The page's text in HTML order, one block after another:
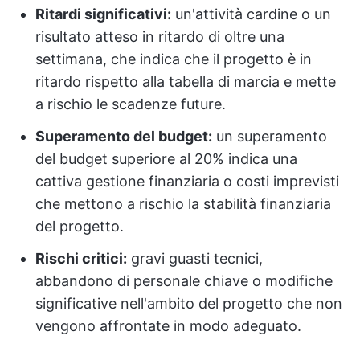
Ritardi significativi: un'attività cardine o un
risultato atteso in ritardo di oltre una
settimana, che indica che il progetto è in
ritardo rispetto alla tabella di marcia e mette
a rischio le scadenze future.
Superamento del budget: un superamento
del budget superiore al 20% indica una
cattiva gestione finanziaria o costi imprevisti
che mettono a rischio la stabilità finanziaria
del progetto.
Rischi critici: gravi guasti tecnici,
abbandono di personale chiave o modifiche
significative nell'ambito del progetto che non
vengono affrontate in modo adeguato.